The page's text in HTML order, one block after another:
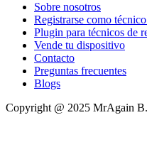
Sobre nosotros
Registrarse como
Plugin para técnicos de
Vende tu dispositivo
Contacto
Preguntas frecuentes
Blogs
Copyright @ 2025 MrAgain